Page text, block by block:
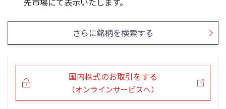
25/12
25/10
25/08
25/06
25/04 24/01
23/01
22/01
21/01
さらに銘柄を検索する
国内株式のお取引をする
（オンラインサービスへ）